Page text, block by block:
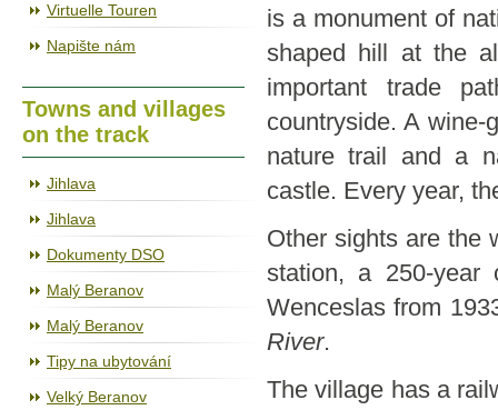
Virtuelle Touren
Napište nám
Towns and villages
on the track
Jihlava
Jihlava
Dokumenty DSO
Malý Beranov
Malý Beranov
Tipy na ubytování
Velký Beranov
is a monument of
shaped hill at the
important trade
countryside. A
nature trail and a
castle. Every year,
Other sights are the
station, a 250-
Wenceslas from
River.
The village has a